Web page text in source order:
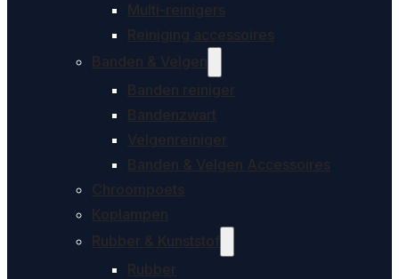
Multi-reinigers
Reiniging accessoires
Banden & Velgen
Banden reiniger
Bandenzwart
Velgenreiniger
Banden & Velgen Accessoires
Chroompoets
Koplampen
Rubber & Kunststof
Rubber